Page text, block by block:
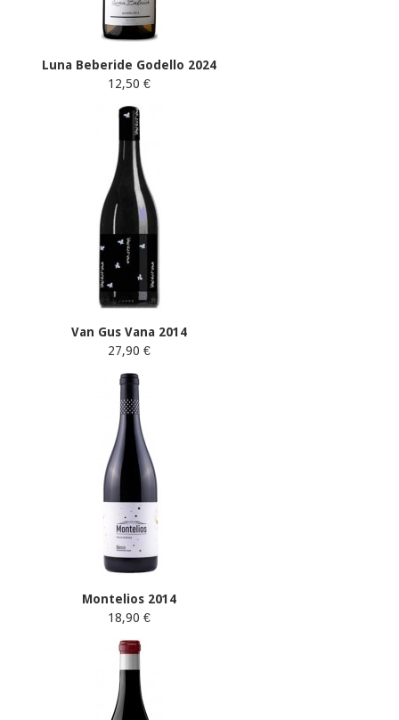
Luna Beberide Godello 2024
12,50 €
Van Gus Vana 2014
27,90 €
Montelios 2014
18,90 €